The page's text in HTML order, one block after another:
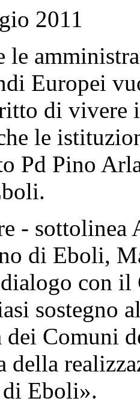
2011
le
Europei
di vivere
le
Pd Pino
-
di Eboli,
con il
sostegno
Comuni
della
Eboli».